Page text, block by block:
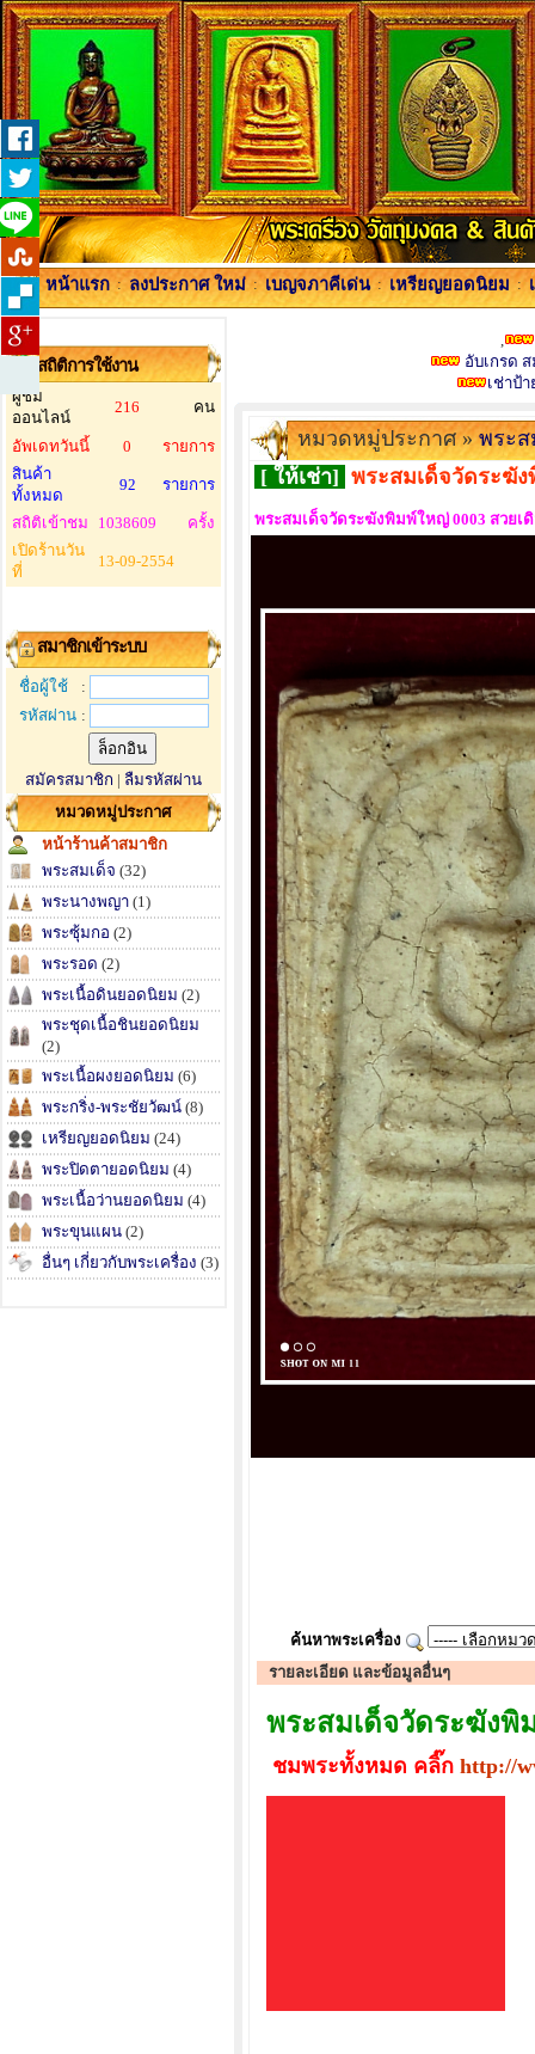
หน้าแรก : ลงประกาศ ใหม่ : เบญจภาคีเด่น : เหรียญยอดนิยม :
สถิติการใช้งาน
ผู้ชม
ออนไลน์
216 คน
อัพเดทวันนี้ 0
รายการ
สินค้า
ทั้งหมด
92 รายการ
สถิติเข้าชม 1038609
ครั้ง
เปิดร้านวัน
ที่
13-09-2554
สมาชิกเข้าระบบ
ชื่อผู้ใช้
:
รหัสผ่าน :
สมัครสมาชิก | ลืมรหัสผ่าน
หมวดหมู่ประกาศ
หน้าร้านค้าสมาชิก
พระสมเด็จ (32)
พระนางพญา (1)
พระซุ้มกอ (2)
พระรอด (2)
พระเนื้อดินยอดนิยม (2)
พระชุดเนื้อชินยอดนิยม
(2)
พระเนื้อผงยอดนิยม (6)
พระกริ่ง-พระชัยวัฒน์ (8)
เหรียญยอดนิยม (24)
พระปิดตายอดนิยม (4)
พระเนื้อว่านยอดนิยม (4)
พระขุนแผน (2)
อื่นๆ เกี่ยวกับพระเครื่อง (3)
,
อับเกรด
เช่าป้
หมวดหมู่ประกาศ »พระส
[ ให้เช่า] พระสมเด็จวัดระฆั
พระสมเด็จวัดระฆังพิมพ์ใหญ่ 0003 สวยเ
ค้นหาพระเครื่อง
รายละเอียด และข้อมูลอื่นๆ
พระสมเด็จวัดระฆังพิ
ชมพระทั้งหมด คลิ๊กhttp://